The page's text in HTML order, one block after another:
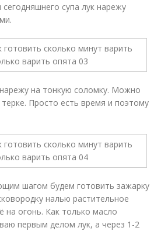
супа лук нарежу
на тонкую соломку. Можно
Просто есть время и поэтому
шагом будем готовить зажарку
налью растительное
на огонь. Как только масло
первым делом лук, а через 1-2